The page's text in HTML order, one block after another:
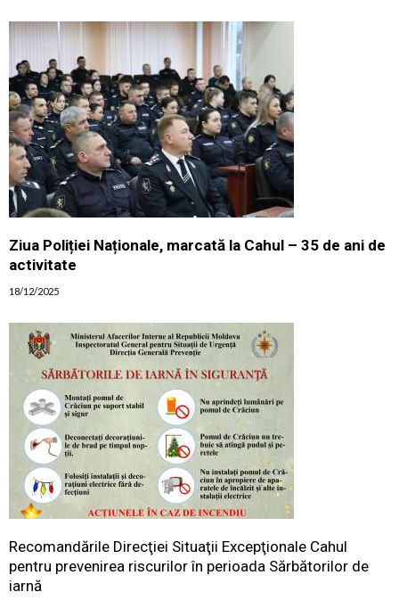
Ziua Poliției Naționale, marcată la Cahul – 35 de ani de
activitate
18/12/2025
Recomandările Direcţiei Situaţii Excepţionale Cahul
pentru prevenirea riscurilor în perioada Sărbătorilor de
iarnă